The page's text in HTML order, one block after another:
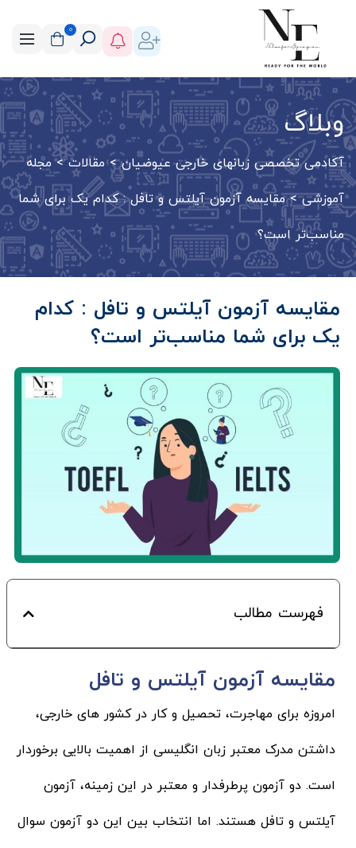
0
وبلاگ
آکادمی تخصصی زبانهای خارجی عیوضیان>مقالات>مجله
آموزشی>مقایسه آزمون آیلتس و تافل : کدام یک برای شما
مناسب‌تر است؟
مقایسه آزمون آیلتس و تافل : کدام
یک برای شما مناسب‌تر است؟
فهرست مطالب
مقایسه آزمون آیلتس و تافل
امروزه برای مهاجرت، تحصیل و کار در کشور های خارجی،
داشتن مدرک معتبر زبان انگلیسی از اهمیت بالایی برخوردار
است. دو آزمون پرطرفدار و معتبر در این زمینه، آزمون
آیلتس و تافل هستند. اما انتخاب بین این دو آزمون سوال